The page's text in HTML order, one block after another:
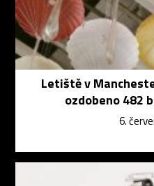
Letiště v
ozdobeno 482
6.